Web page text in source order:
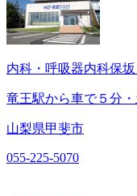
内科・呼吸器内科保
竜王駅から車で５分
山梨県甲斐市
055-225-5070